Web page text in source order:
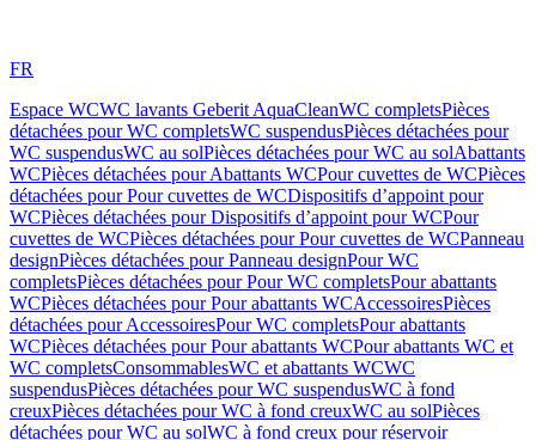
FR
Espace WCWC lavants Geberit AquaCleanWC completsPièces
détachées pour WC completsWC suspendusPièces détachées pour
WC suspendusWC au solPièces détachées pour WC au solAbattants
WCPièces détachées pour Abattants WCPour cuvettes de WCPièces
détachées pour Pour cuvettes de WCDispositifs d’appoint pour
WCPièces détachées pour Dispositifs d’appoint pour WCPour
cuvettes de WCPièces détachées pour Pour cuvettes de WCPanneau
designPièces détachées pour Panneau designPour WC
completsPièces détachées pour Pour WC completsPour abattants
WCPièces détachées pour Pour abattants WCAccessoiresPièces
détachées pour AccessoiresPour WC completsPour abattants
WCPièces détachées pour Pour abattants WCPour abattants WC et
WC completsConsommablesWC et abattants WCWC
suspendusPièces détachées pour WC suspendusWC à fond
creuxPièces détachées pour WC à fond creuxWC au solPièces
détachées pour WC au solWC à fond creux pour réservoir